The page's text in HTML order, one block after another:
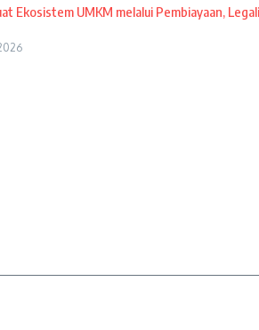
Ekosistem UMKM melalui Pembiayaan,